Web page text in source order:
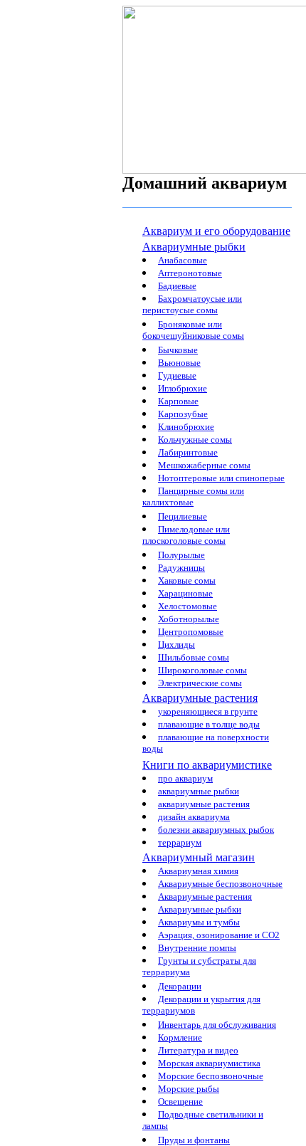
Домашний аквариум
Аквариум и его оборудование
Аквариумные рыбки
Анабасовые
Аптеронотовые
Бадиевые
Бахромчатоусые или
перистоусые сомы
Броняковые или
бокочешуйниковые сомы
Бычковые
Вьюновые
Гудиевые
Иглобрюхие
Карповые
Карпозубые
Клинобрюхие
Кольчужные сомы
Лабиринтовые
Мешкожаберные сомы
Нотоптеровые или спиноперые
Панцирные сомы или
каллихтовые
Пецилиевые
Пимелодовые или
плоскоголовые сомы
Полурылые
Радужницы
Хаковые сомы
Харациновые
Хелостомовые
Хоботнорылые
Центропомовые
Цихлиды
Шильбовые сомы
Широкоголовые сомы
Электрические сомы
Аквариумные растения
укореняющиеся в грунте
плавающие в толще воды
плавающие на поверхности
воды
Книги по аквариумистике
про аквариум
аквариумные рыбки
аквариумные растения
дизайн аквариума
болезни аквариумных рыбок
террариум
Аквариумный магазин
Аквариумная химия
Аквариумные беспозвоночные
Аквариумные растения
Аквариумные рыбки
Аквариумы и тумбы
Аэрация, озонирование и CO2
Внутренние помпы
Грунты и субстраты для
террариума
Декорации
Декорации и укрытия для
террариумов
Инвентарь для обслуживания
Кормление
Литература и видео
Морская аквариумистика
Морские беспозвоночные
Морские рыбы
Освещение
Подводные светильники и
лампы
Пруды и фонтаны